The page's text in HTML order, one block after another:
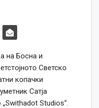
на Босна и
Светско
копачки
Сатја
Studios“.